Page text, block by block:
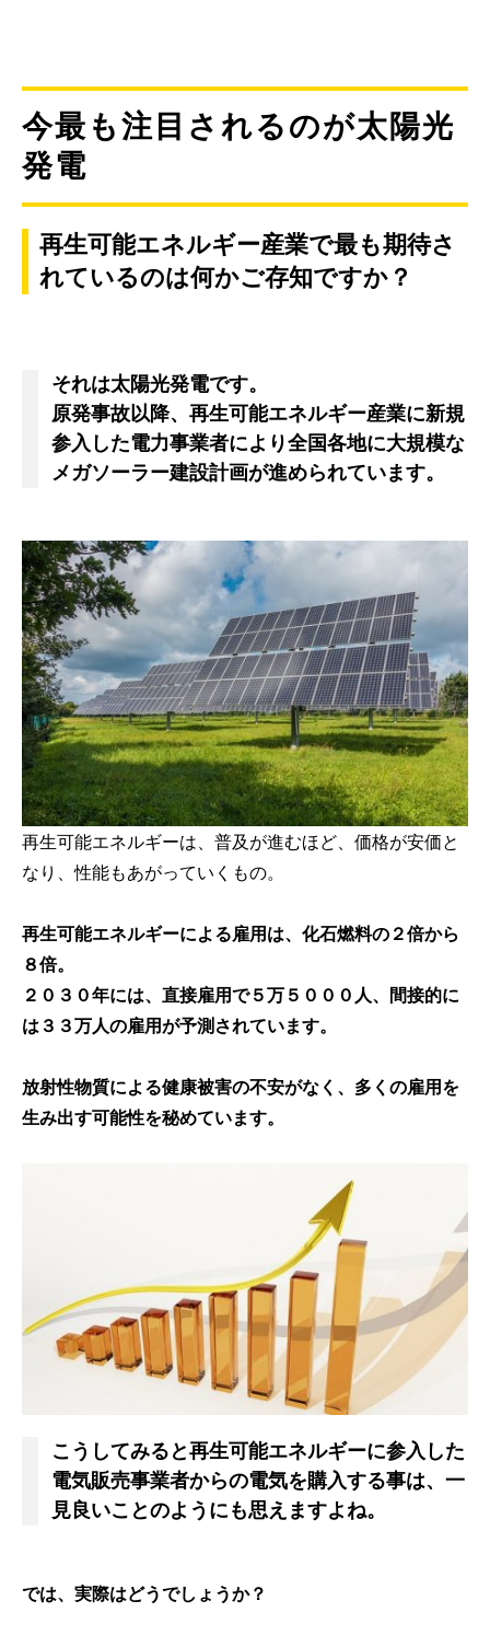
今最も注目されるのが太陽光
発電
再生可能エネルギー産業で最も期待さ
れているのは何かご存知ですか？
それは太陽光発電です。
原発事故以降、再生可能エネルギー産業に新規
参入した電力事業者により全国各地に大規模な
メガソーラー建設計画が進められています。
再生可能エネルギーは、普及が進むほど、価格が安価と
なり、性能もあがっていくもの。
再生可能エネルギーによる雇用は、化石燃料の２倍から
８倍。
２０３０年には、直接雇用で５万５０００人、間接的に
は３３万人の雇用が予測されています。
放射性物質による健康被害の不安がなく、多くの雇用を
生み出す可能性を秘めています。
こうしてみると再生可能エネルギーに参入した
電気販売事業者からの電気を購入する事は、一
見良いことのようにも思えますよね。
では、実際はどうでしょうか？